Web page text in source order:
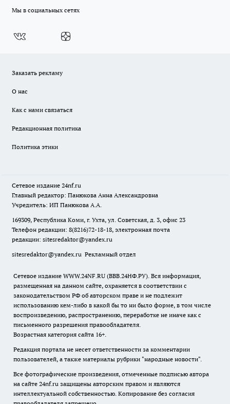
Мы в социальных сетях
Заказать рекламу
О нас
Как с нами связаться
Редакционная политика
Политика этики
Сетевое издание 24nf.ru
Главный редактор: Панюкова Анна Александровна
Учредитель: ИП Панюкова А.А.
169309, Республика Коми, г. Ухта, ул. Советская, д. 3, офис 23
Телефон редакции: 8(8216)72-18-18, электронная почта
редакции: sitesredaktor@yandex.ru
sitesredaktor@yandex.ru Рекламный отдел
Сетевое издание WWW.24NF.RU (ВВВ.24НФ.РУ). Вся информация,
размещенная на данном сайте, охраняется в соответствии с
законодательством РФ об авторском праве и не подлежит
использованию кем-либо в какой бы то ни было форме, в том числе
воспроизведению, распространению, переработке не иначе как с
письменного разрешения правообладателя.
Возрастная категория сайта 16+.
Редакция портала не несет ответственности за комментарии
пользователей, а также материалы рубрики "народные новости".
Все фотографические произведения, отмеченные подписью автора
на сайте 24nf.ru защищены авторским правом и являются
интеллектуальной собственностью. Копирование без согласия